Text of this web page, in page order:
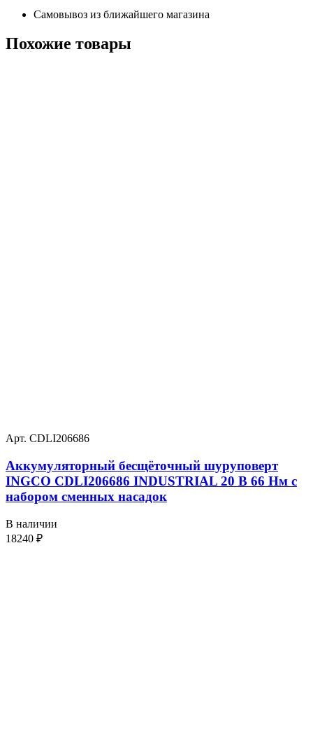
Самовывоз из ближайшего магазина
Похожие товары
Арт. CDLI206686
Аккумуляторный бесщёточный шуруповерт
INGCO CDLI206686 INDUSTRIAL 20 В 66 Нм с
набором сменных насадок
В наличии
18240 ₽